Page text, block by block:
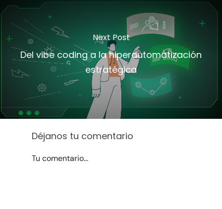
Next Post
Del vibe coding a la hiperautomatización
estratégica
Déjanos tu comentario
Tu comentario...